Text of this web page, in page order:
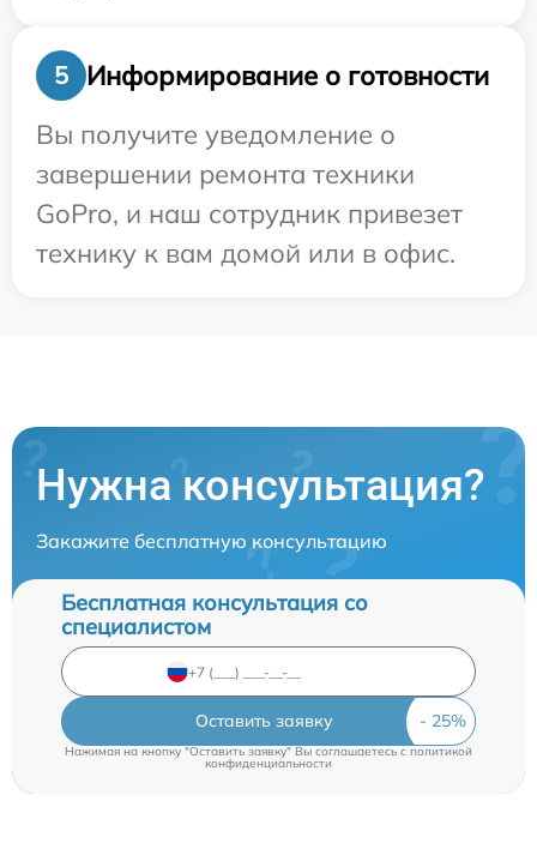
5
Информирование о готовности
Вы получите уведомление о
завершении ремонта техники
GoPro, и наш сотрудник привезет
технику к вам домой или в офис.
Нужна консультация?
Закажите бесплатную консультацию
Бесплатная консультация со
специалистом
Оставить заявку
Нажимая на кнопку "Оставить заявку" Вы соглашаетесь cполитикой
конфиденциальности